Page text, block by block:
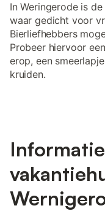
In Weringerode is
waar gedicht voor
Bierliefhebbers
Probeer hiervoor
erop, een
kruiden.